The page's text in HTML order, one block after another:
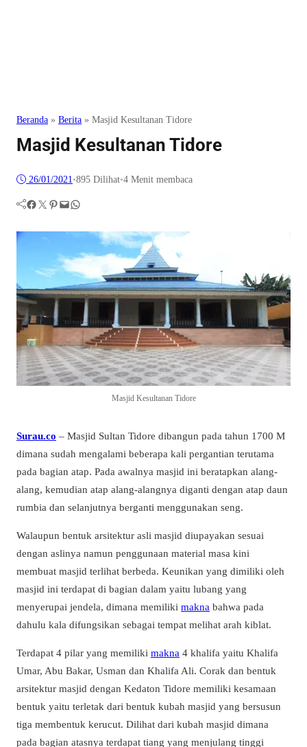
Beranda » Berita » Masjid Kesultanan Tidore
Masjid Kesultanan Tidore
26/01/2021•895 Dilihat•4 Menit membaca
Facebook Twitter Pinterest Mail WhatsApp
Masjid Kesultanan Tidore
Surau.co – Masjid Sultan Tidore dibangun pada tahun 1700 M
dimana sudah mengalami beberapa kali pergantian terutama
pada bagian atap. Pada awalnya masjid ini beratapkan alang-
alang, kemudian atap alang-alangnya diganti dengan atap daun
rumbia dan selanjutnya berganti menggunakan seng.
Walaupun bentuk arsitektur asli masjid diupayakan sesuai
dengan aslinya namun penggunaan material masa kini
membuat masjid terlihat berbeda. Keunikan yang dimiliki oleh
masjid ini terdapat di bagian dalam yaitu lubang yang
menyerupai jendela, dimana memiliki makna bahwa pada
dahulu kala difungsikan sebagai tempat melihat arah kiblat.
Terdapat 4 pilar yang memiliki makna 4 khalifa yaitu Khalifa
Umar, Abu Bakar, Usman dan Khalifa Ali. Corak dan bentuk
arsitektur masjid dengan Kedaton Tidore memiliki kesamaan
bentuk yaitu terletak dari bentuk kubah masjid yang bersusun
tiga membentuk kerucut. Dilihat dari kubah masjid dimana
pada bagian atasnya terdapat tiang yang menjulang tinggi